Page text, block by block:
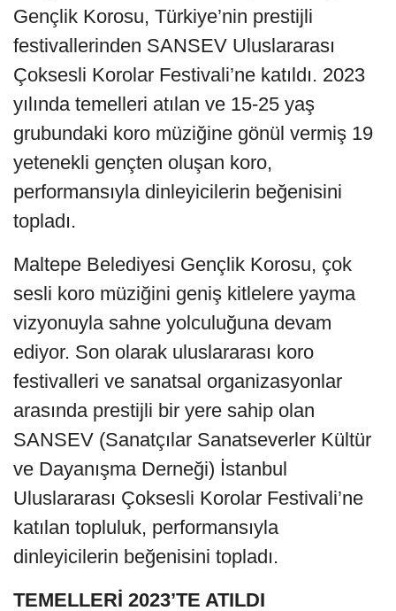
Gençlik Korosu, Türkiye’nin prestijli
festivallerinden SANSEV Uluslararası
Çoksesli Korolar Festivali’ne katıldı. 2023
yılında temelleri atılan ve 15-25 yaş
grubundaki koro müziğine gönül vermiş 19
yetenekli gençten oluşan koro,
performansıyla dinleyicilerin beğenisini
topladı.
Maltepe Belediyesi Gençlik Korosu, çok
sesli koro müziğini geniş kitlelere yayma
vizyonuyla sahne yolculuğuna devam
ediyor. Son olarak uluslararası koro
festivalleri ve sanatsal organizasyonlar
arasında prestijli bir yere sahip olan
SANSEV (Sanatçılar Sanatseverler Kültür
ve Dayanışma Derneği) İstanbul
Uluslararası Çoksesli Korolar Festivali’ne
katılan topluluk, performansıyla
dinleyicilerin beğenisini topladı.
TEMELLERİ 2023’TE ATILDI